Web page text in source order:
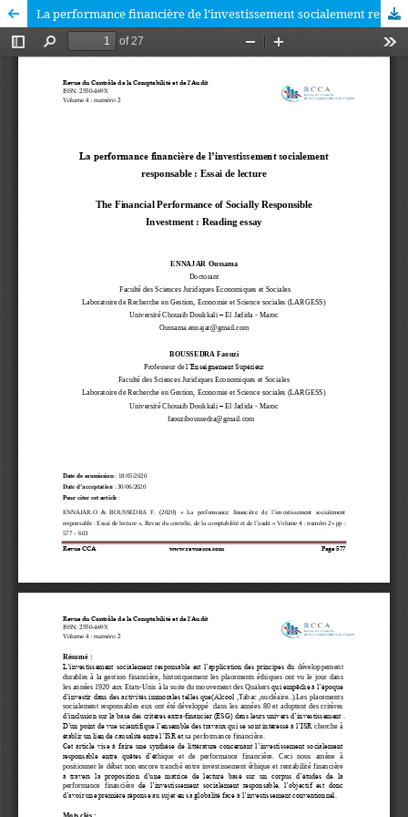
La performance financière de l’investissement socialement responsable : Essai de lecture